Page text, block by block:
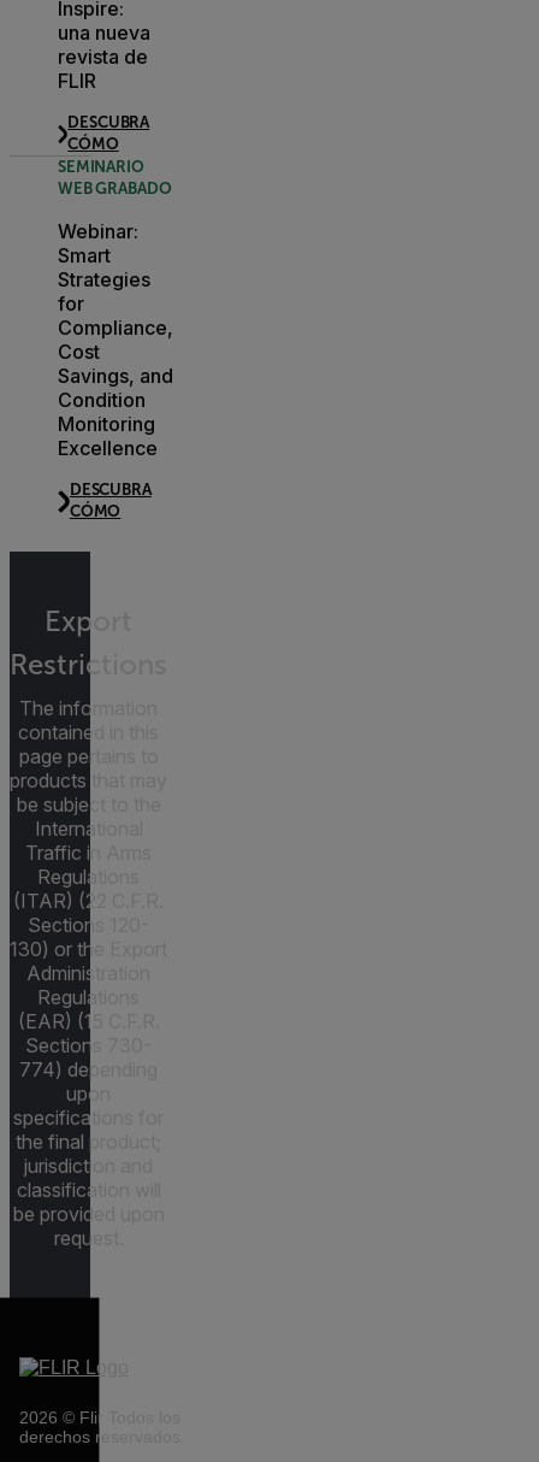
Inspire:
una nueva
revista de
FLIR
DESCUBRA
CÓMO
SEMINARIO
WEB GRABADO
Webinar:
Smart
Strategies
for
Compliance,
Cost
Savings, and
Condition
Monitoring
Excellence
DESCUBRA
CÓMO
Export
Restrictions
The information
contained in this
page pertains to
products that may
be subject to the
International
Traffic in Arms
Regulations
(ITAR) (22 C.F.R.
Sections 120-
130) or the Export
Administration
Regulations
(EAR) (15 C.F.R.
Sections 730-
774) depending
upon
specifications for
the final product;
jurisdiction and
classification will
be provided upon
request.
2026 © Flir Todos los
derechos reservados.